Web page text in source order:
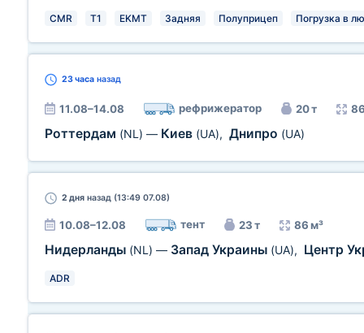
CMR T1 EKMT Задняя Полуприцеп Погрузка в
23 часа назад
11.08–14.08 рефрижератор 20 т
Роттердам (NL) — Киев (UA), Днипро (UA)
2 дня назад (13:49 07.08)
10.08–12.08 тент 23 т 86 м³
Нидерланды (NL) — Запад Украины (UA), Центр
ADR